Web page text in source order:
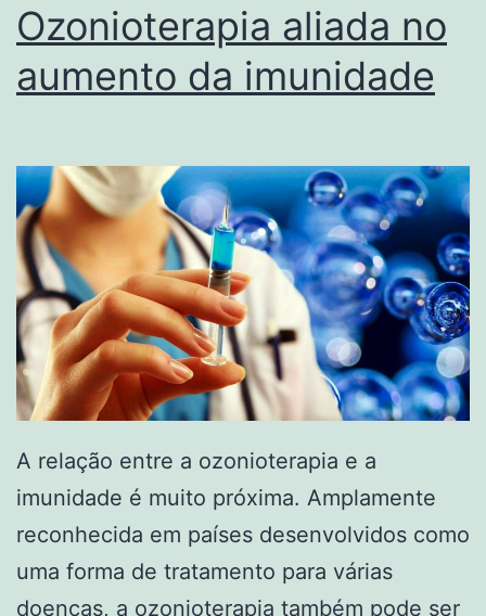
Ozonioterapia aliada no
aumento da imunidade
A relação entre a ozonioterapia e a
imunidade é muito próxima. Amplamente
reconhecida em países desenvolvidos como
uma forma de tratamento para várias
doenças, a ozonioterapia também pode ser